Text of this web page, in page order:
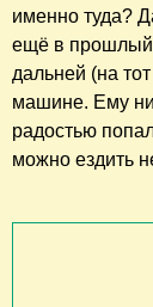
именно туда?
ещё в прошлый
дальней (на
машине. Ему
радостью
можно ездить